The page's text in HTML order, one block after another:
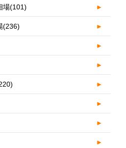
場(101) ►
(236) ►
►
►
►
►
►
►